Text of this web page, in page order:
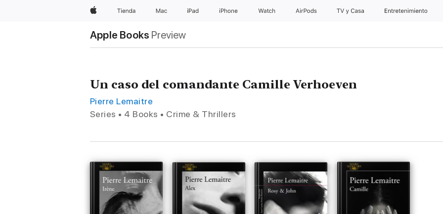
AppleTienda Mac iPad iPhone Watch AirPods TV & Casa Entretenimiento
Apple Books Preview
Un caso del comandante Camille Verhoeven
Pierre Lemaitre
Series • 4 Books • Crime & Thrillers